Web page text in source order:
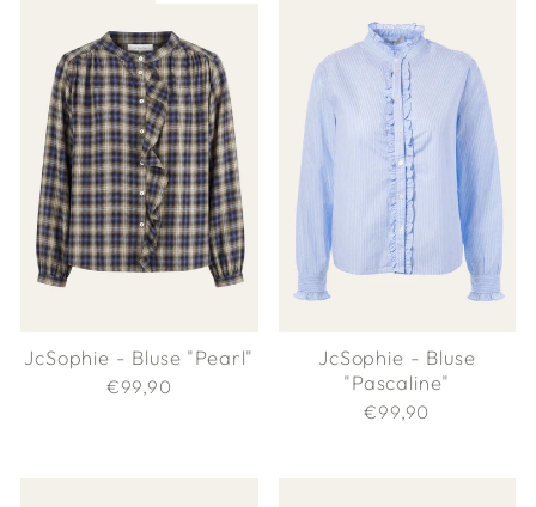
JcSophie - Bluse "Pearl"
€99,90
JcSophie - Bluse
"Pascaline"
€99,90